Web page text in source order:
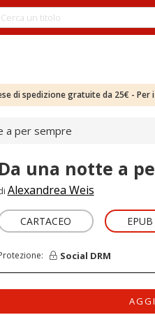
di spedizione gratuite da 25€ -
a per sempre
Da una notte a
Alexandrea Weis
CARTACEO EPUB
Social DRM